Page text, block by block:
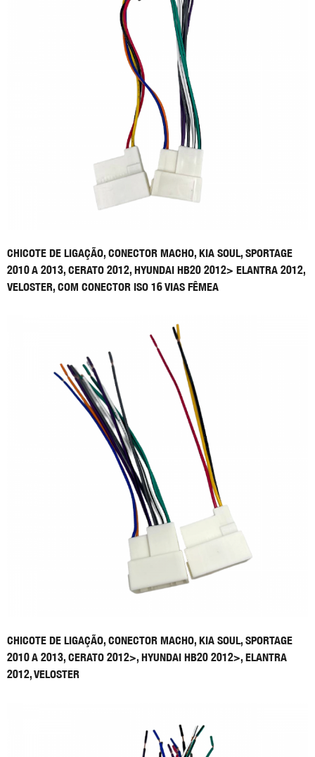
CHICOTE DE LIGAÇÃO, CONECTOR MACHO, KIA SOUL, SPORTAGE
2010 A 2013, CERATO 2012, HYUNDAI HB20 2012> ELANTRA 2012,
VELOSTER, COM CONECTOR ISO 16 VIAS FÊMEA
CHICOTE DE LIGAÇÃO, CONECTOR MACHO, KIA SOUL, SPORTAGE
2010 A 2013, CERATO 2012>, HYUNDAI HB20 2012>, ELANTRA
2012, VELOSTER